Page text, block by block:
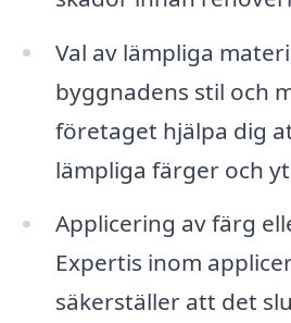
Val av lämpliga
byggnadens stil och
företaget hjälpa dig
lämpliga färger och
Applicering av färg
Expertis inom
säkerställer att det